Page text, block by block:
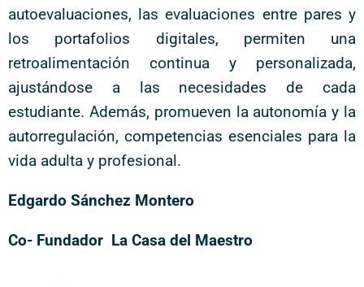
autoevaluaciones, las evaluaciones entre pares y
los portafolios digitales, permiten una
retroalimentación continua y personalizada,
ajustándose a las necesidades de cada
estudiante. Además, promueven la autonomía y la
autorregulación, competencias esenciales para la
vida adulta y profesional.
Edgardo Sánchez Montero
Co- Fundador La Casa del Maestro